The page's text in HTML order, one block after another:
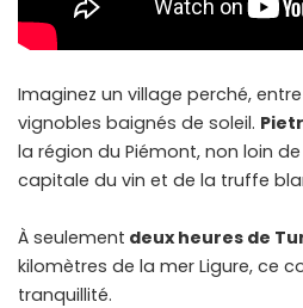
Imaginez un village perché,
vignobles baignés de soleil.
la région du Piémont, non loin de
capitale du vin et de la truffe
À seulement deux heures de
kilomètres de la mer Ligure, ce
tranquillité.